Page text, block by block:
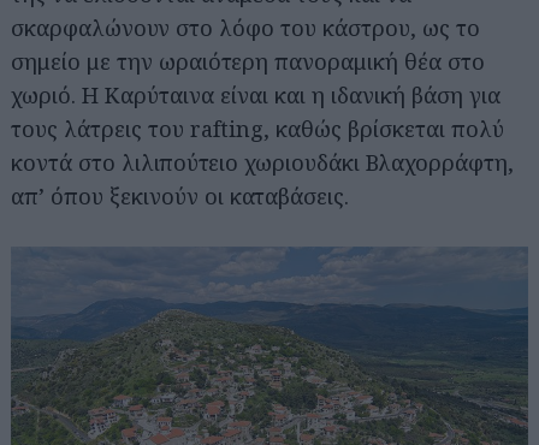
σκαρφαλώνουν στο λόφο του κάστρου, ως το
σημείο με την ωραιότερη πανοραμική θέα στο
χωριό. Η Καρύταινα είναι και η ιδανική βάση για
τους λάτρεις του rafting, καθώς βρίσκεται πολύ
κοντά στο λιλιπούτειο χωριουδάκι Βλαχορράφτη,
απ’ όπου ξεκινούν οι καταβάσεις.